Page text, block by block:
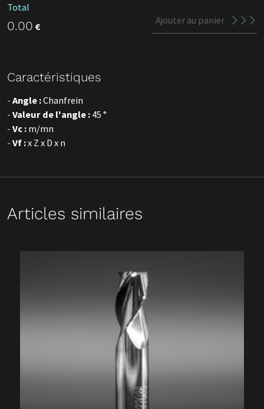
Total
0.00 €
Ajouter au panier
Caractéristiques
Angle :Chanfrein
Valeur de l'angle : 45 °
Vc : m/mn
Vf :x Z x D x n
Articles similaires